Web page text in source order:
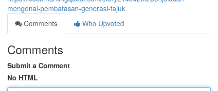
mengenai-pembatasan-generasi-tajuk
Comments
Who Upvoted
Comments
Submit a Comment
No HTML